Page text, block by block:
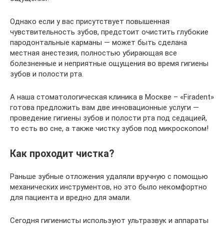
Однако если у вас присутствует повышенная
чувствительность зубов, предстоит очистить глубокие
пародонтальные карманы — может быть сделана
местная анестезия, полностью убирающая все
болезненные и неприятные ощущения во время гигиены
зубов и полости рта.
А наша стоматологическая клиника в Москве – «Firadent»
готова предложить вам две инновационные услуги —
проведение гигиены зубов и полости рта под седацией,
то есть во сне, а также чистку зубов под микроскопом!
Как проходит чистка?
Раньше зубные отложения удаляли вручную с помощью
механических инструментов, но это было некомфортно
для пациента и вредно для эмали.
Сегодня гигиенисты используют ультразвук и аппараты